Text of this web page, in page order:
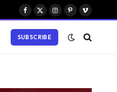
Facebook
X
Instagram
PinterestVimeo
SUBSCRIBE